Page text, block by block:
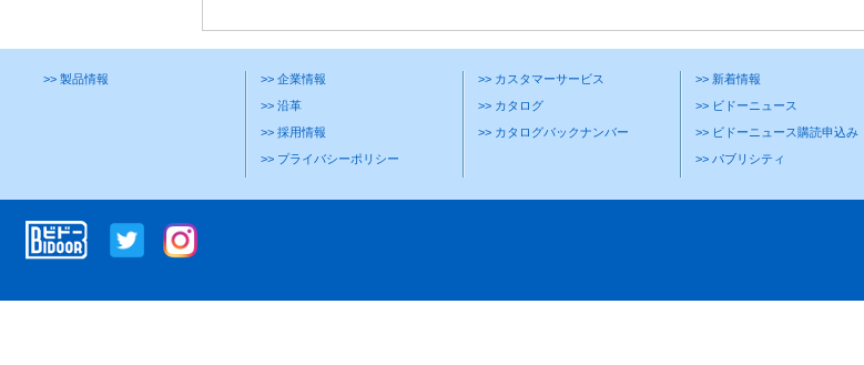
>> 製品情報
>> 企業情報
>> 沿革
>> 採用情報
>> プライバシーポリシー
>> カスタマーサービス
>> カタログ
>> カタログバックナンバー
>> 新着情報
>> ビドーニュース
>> ビドーニュース購読申込み
>> パブリシティ